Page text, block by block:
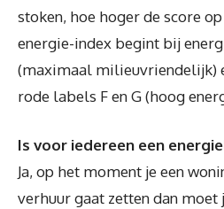
stoken, hoe hoger de score
energie-index begint bij
(maximaal milieuvriendelijk)
rode labels F en G (hoog
Is voor iedereen een
Ja, op het moment je een
verhuur gaat zetten dan moet